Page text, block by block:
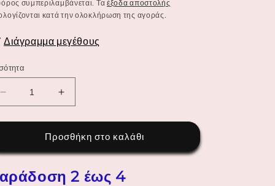
συμπεριλαμβάνεται. Τα έξοδα αποστολής
κατά την ολοκλήρωση της αγοράς.
Διάγραμμα μεγέθους
Μείωση
ποσότητας
για
ΚΑΛΣΟΝ
ΖΑΡΤΙΕΡΕΣ
Αύξηση
ποσότητας
για
ΚΑΛΣΟΝ
ΖΑΡΤΙΕΡΕΣ
Προσθήκη στο καλάθι
2 έως 4